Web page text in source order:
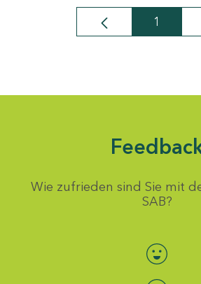
Seite
1
Wie zufrieden sind Sie mit
SAB?